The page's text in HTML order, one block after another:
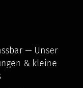
— Unser
& kleine